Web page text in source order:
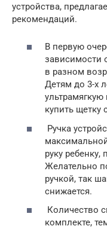
устройства,
рекомендаций.
В первую
зависимости
в разном
Детям до 3-х
купить щетку
Ручка
руку ребенку,
Желательно
ручкой, так
снижается.
Количество
комплекте,